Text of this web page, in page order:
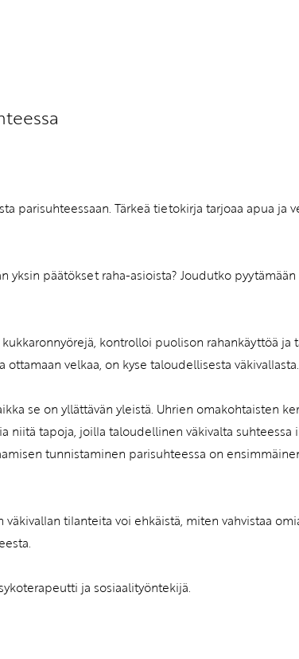
parisuhteessaan. Tärkeä tietokirja tarjoaa apua ja
yksin päätökset raha-asioista? Joudutko
kontrolloi puolison rahankäyttöä ja
velkaa, on kyse taloudellisesta väkivallasta.
se on yllättävän yleistä. Uhrien omakohtaisten
niitä tapoja, joilla taloudellinen väkivalta suhteessa
tunnistaminen parisuhteessa on
tilanteita voi ehkäistä, miten vahvistaa
ja sosiaalityöntekijä.